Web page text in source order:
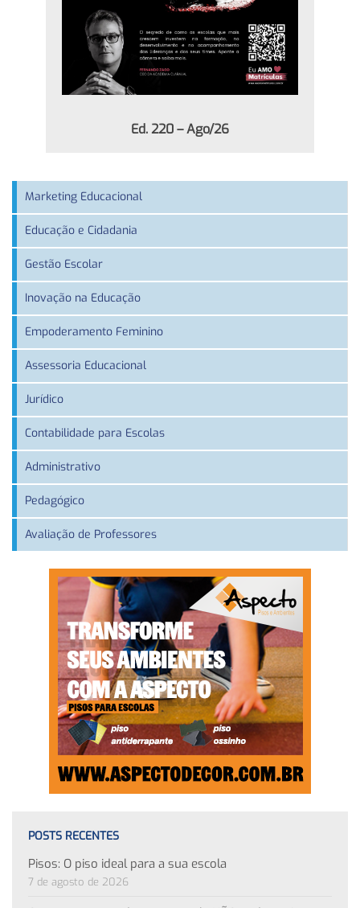
Ed. 220 – Ago/26
Marketing Educacional
Educação e Cidadania
Gestão Escolar
Inovação na Educação
Empoderamento Feminino
Assessoria Educacional
Jurídico
Contabilidade para Escolas
Administrativo
Pedagógico
Avaliação de Professores
POSTS RECENTES
Pisos: O piso ideal para a sua escola
7 de agosto de 2026